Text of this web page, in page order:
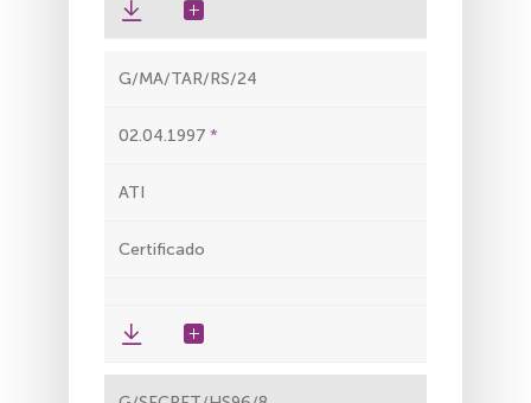
G/MA/TAR/RS/24
02.04.1997
ATI
Certificado